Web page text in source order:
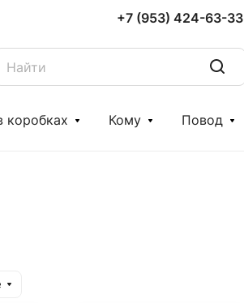
+7 (953) 424-63-33
коробках Кому Повод